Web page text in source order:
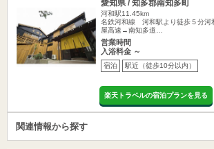
愛知県 / 知多郡南知多町
河和駅11.45km
名鉄河和線 河和駅より徒歩５分河
屋高速→南知多道…
営業時間
入浴料金 ～
宿泊 駅近（徒歩10分以内）
楽天トラベルの宿泊プランを見る
関連情報から探す